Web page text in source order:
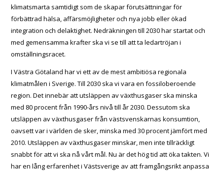
klimatsmarta samtidigt som de skapar förutsättningar för
förbättrad hälsa, affärsmöjligheter och nya jobb eller ökad
integration och delaktighet. Nedräkningen till 2030 har startat och
med gemensamma krafter ska vi se till att ta ledartröjan i
omställningsracet.
I Västra Götaland har vi ett av de mest ambitiösa regionala
klimatmålen i Sverige. Till 2030 ska vi vara en fossiloberoende
region. Det innebär att utsläppen av växthusgaser ska minska
med 80 procent från 1990-års nivå till år 2030. Dessutom ska
utsläppen av växthusgaser från västsvenskarnas konsumtion,
oavsett var i världen de sker, minska med 30 procent jämfört med
2010. Utsläppen av växthusgaser minskar, men inte tillräckligt
snabbt för att vi ska nå vårt mål. Nu är det hög tid att öka takten. Vi
har en lång erfarenhet i Västsverige av att framgångsrikt anpassa